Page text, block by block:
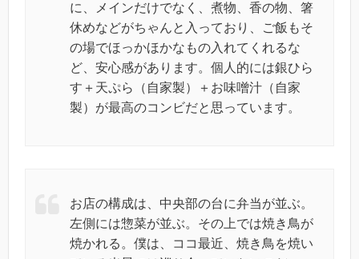
に、メインだけでなく、煮物、香の物、箸
休めなどがちゃんと入っており、ご飯もそ
の場でほっかほかなもの入れてくれるな
ど、安心感があります。個人的には銀ひら
す＋天ぷら（自家製）＋お味噌汁（自家
製）が最高のコンビだと思っています。
お店の構成は、中央部の台に弁当が並ぶ。
左側には惣菜が並ぶ。その上では焼き鳥が
焼かれる。僕は、ココ最近、焼き鳥を焼い